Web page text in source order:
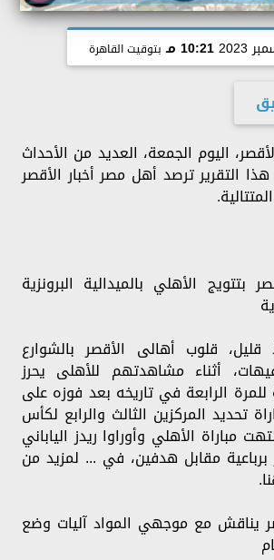
10:21 مـ بتوقيت القاهرة
اليوم الجمعة، العديد من الأحداث
التقرير ترصد أهل مصر أخبار الأقصر
بتتويج الأهلي بالميدالية البرونزية
قلوب أهالى الأقصر بالشوارع
أثناء مشاهدتهم للأهلى يحرز
للمرة الرابعة في تاريخه بعد فوزه على
فى مباراة تحديد المركزين الثالث والرابع لكأس
مباراة الأهلي وأوراوا ريدز الياباني
برباعية مقابل هدفين، في ... لمزيد من
يناقش مع موجهي المواد آليات وضع